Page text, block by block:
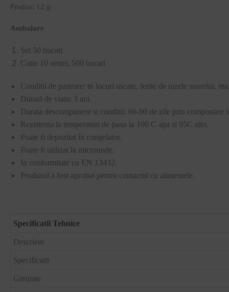
Produs: 12 g
Ambalare
Set 50 bucati
Cutie 10 seturi, 500 bucati
Conditii de pastrare: tn locuri uscate, ferite de razele soarelui,
Durată de viata: 3 ani.
Durata descompunere si conditii: 60-90 de zile prin compostare
Rezistenta la temperaturi de pana la 100 C apa si 95C ulei.
Poate fi depozitat în congelator.
Poate fi utilizat la microunde.
In conformitate cu EN 13432.
Produsul a fost aprobat pentru contactul cu alimentele.
Specificatii Tehnice
Descriere
Specificatii
Greutate